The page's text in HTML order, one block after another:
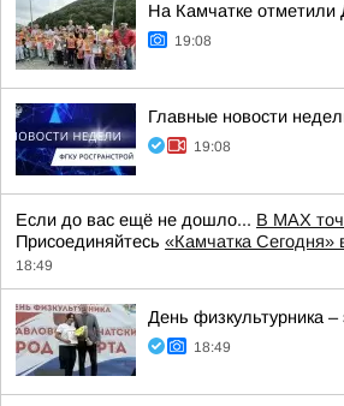
На Камчатке отметили
19:08
Главные новости
19:08
Если до вас ещё не дошло... В MAX
Присоединяйтесь «Камчатка Сегодня»
18:49
День физкультурника –
18:49